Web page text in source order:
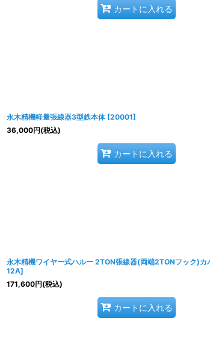
カートに入れる
永木精機軽量張線器3型鉄本体 [20001]
36,000円(税込)
カートに入れる
永木精機ワイヤー式ハルー 2TON張線器(両端2TONフック)カ
12A]
171,600円(税込)
カートに入れる